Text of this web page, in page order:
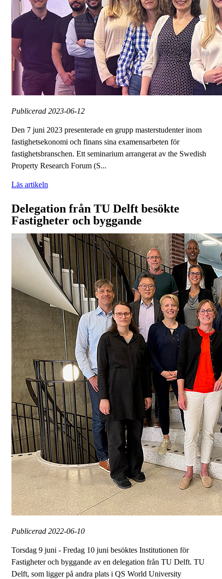
Publicerad 2023-06-12
Den 7 juni 2023 presenterade en grupp masterstudenter inom
fastighetsekonomi och finans sina examensarbeten för
fastighetsbranschen. Ett seminarium arrangerat av the Swedish
Property Research Forum (S...
Läs artikeln
Delegation från TU Delft besökte
Fastigheter och byggande
Publicerad 2022-06-10
Torsdag 9 juni - Fredag 10 juni besöktes Institutionen för
Fastigheter och byggande av en delegation från TU Delft. TU
Delft, som ligger på andra plats i QS World University